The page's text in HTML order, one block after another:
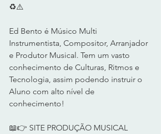
♻️⚠️
Ed Bento é Músico Multi
Instrumentista, Compositor, Arranjador
e Produtor Musical. Tem um vasto
conhecimento de Culturas, Ritmos e
Tecnologia, assim podendo instruir o
Aluno com alto nível de
conhecimento!
📖👉 SITE PRODUÇÃO MUSICAL